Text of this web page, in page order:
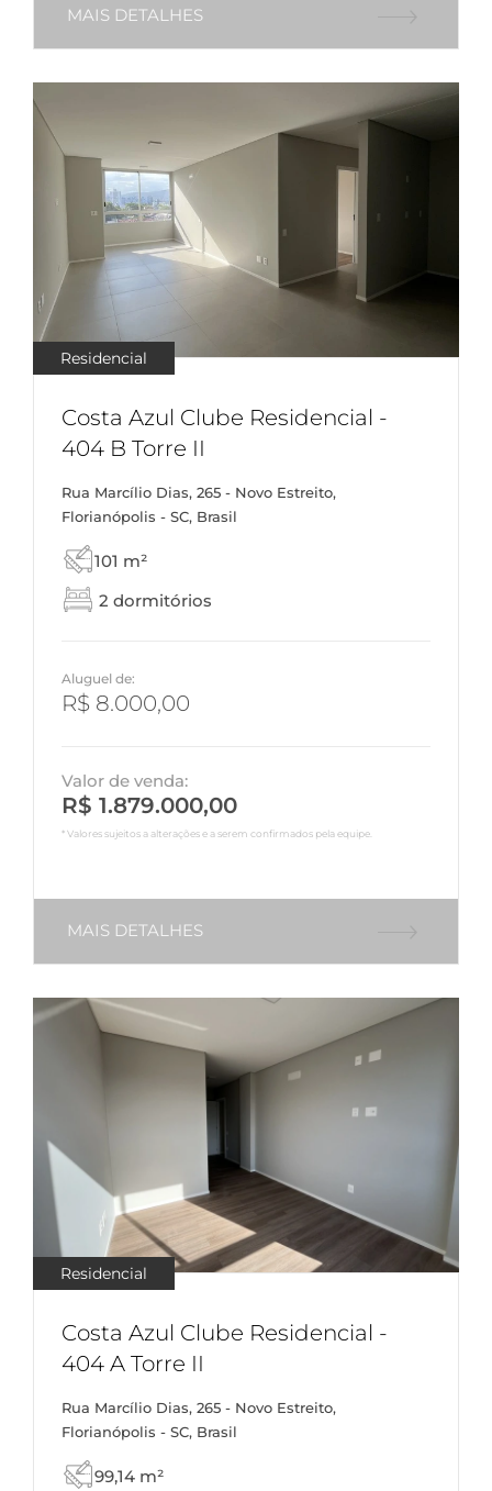
MAIS DETALHES
Residencial
Costa Azul Clube Residencial -
404 B Torre II
Rua Marcílio Dias, 265 - Novo Estreito,
Florianópolis - SC, Brasil
101 m²
2 dormitórios
Aluguel de:
R$ 8.000,00
Valor de venda:
R$ 1.879.000,00
* Valores sujeitos a alterações e a serem confirmados pela equipe.
MAIS DETALHES
Residencial
Costa Azul Clube Residencial -
404 A Torre II
Rua Marcílio Dias, 265 - Novo Estreito,
Florianópolis - SC, Brasil
99,14 m²